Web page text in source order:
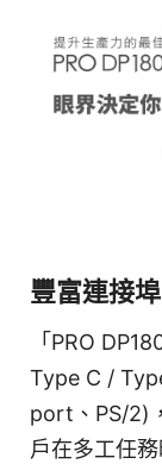
豐富連接
「PRO
Type C /
port、PS/2)
戶在多工任